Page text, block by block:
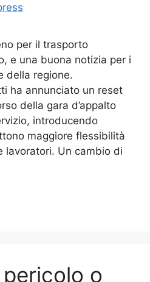
per il trasporto
e una buona notizia per i
della regione.
ha annunciato un reset
della gara d’appalto
introducendo
maggiore flessibilità
lavoratori. Un cambio di
o